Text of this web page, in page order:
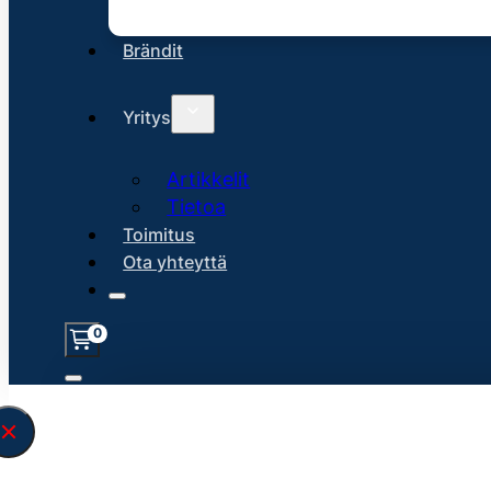
Brändit
Yritys
Artikkelit
Tietoa
Toimitus
Ota yhteyttä
0